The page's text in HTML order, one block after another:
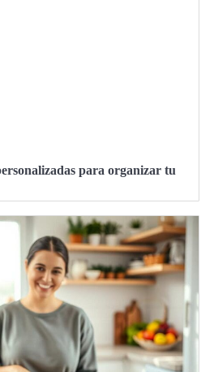
para organizar tu